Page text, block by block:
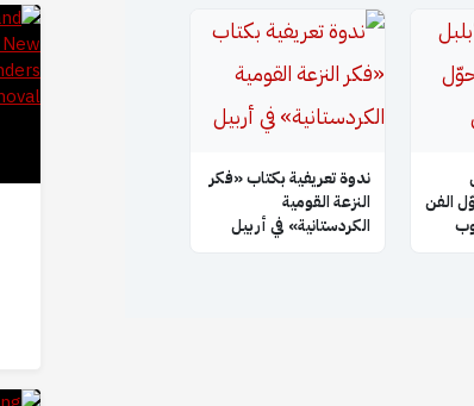
الفن
ندوة تعريفية بكتاب «فكر
النزعة القومية
الكردستانية» في أربيل